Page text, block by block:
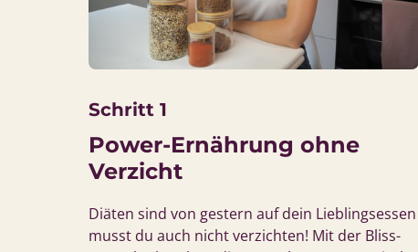
Schritt 1
Power-Ernährung ohne
Verzicht
Diäten sind von gestern auf dein Lieblingsessen
musst du auch nicht verzichten! Mit der Bliss-